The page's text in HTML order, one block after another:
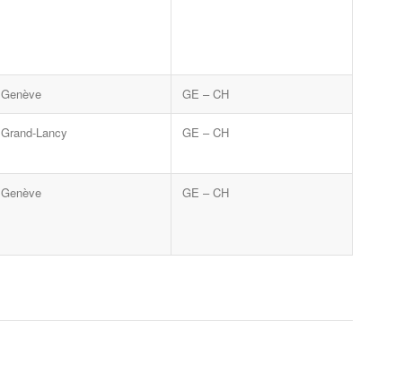
Genève GE – CH
Grand-Lancy GE – CH
Genève GE – CH